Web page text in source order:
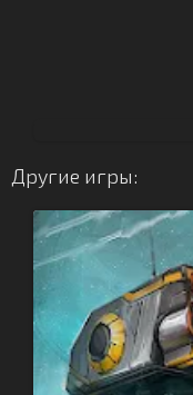
Другие игры: